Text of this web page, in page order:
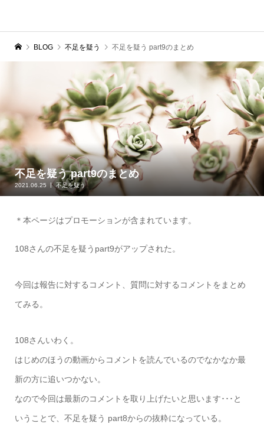
BLOG 不足を疑う 不足を疑う part9のまとめ
不足を疑う part9のまとめ
2021.06.25 不足を疑う
＊本ページはプロモーションが含まれています。
108さんの不足を疑うpart9がアップされた。
今回は報告に対するコメント、質問に対するコメントをまとめ
てみる。
108さんいわく。
はじめのほうの動画からコメントを読んでいるのでなかなか最
新の方に追いつかない。
なので今回は最新のコメントを取り上げたいと思います･･･と
いうことで、不足を疑う part8からの抜粋になっている。